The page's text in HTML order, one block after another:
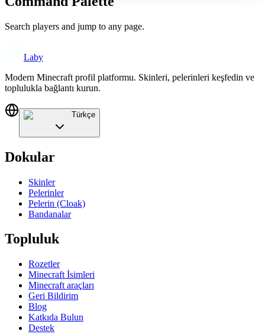
Search players and jump to any page.
Laby
Modern Minecraft profil platformu. Skinleri, pelerinleri keşfedin ve
toplulukla bağlantı kurun.
Türkçe
Dokular
Skinler
Pelerinler
Pelerin (Cloak)
Bandanalar
Topluluk
Rozetler
Minecraft İsimleri
Minecraft araçları
Geri Bildirim
Blog
Katkıda Bulun
Destek